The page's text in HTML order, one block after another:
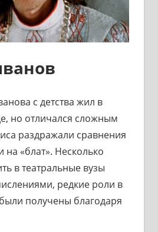
с детства жил в
но отличался сложным
раздражали сравнения
на «блат». Несколько
в театральные вузы
редкие роли в
получены благодаря